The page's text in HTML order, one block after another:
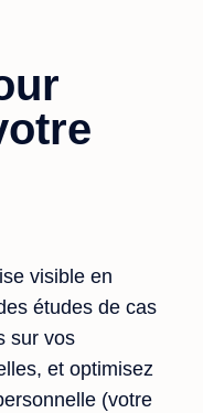
visible en
études de cas
sur vos
et optimisez
(votre